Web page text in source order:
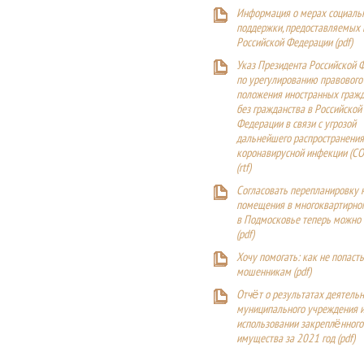
Информация о мерах
поддержки,
Российской Федерации (pdf)
Указ Президента Российской
по урегулированию правового
положения иностранных
без гражданства в Российской
Федерации в связи с угрозой
дальнейшего
коронавирусной инфекции
(rtf)
Согласовать перепланировку
помещения в
в Подмосковье теперь можно
(pdf)
Хочу помогать: как не
мошенникам (pdf)
Отчёт о результатах
муниципального учреждения
использовании
имущества за 2021 год (pdf)